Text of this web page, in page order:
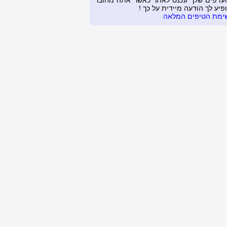
לך הודעה מיידית על כך !
הטיפים המלאה